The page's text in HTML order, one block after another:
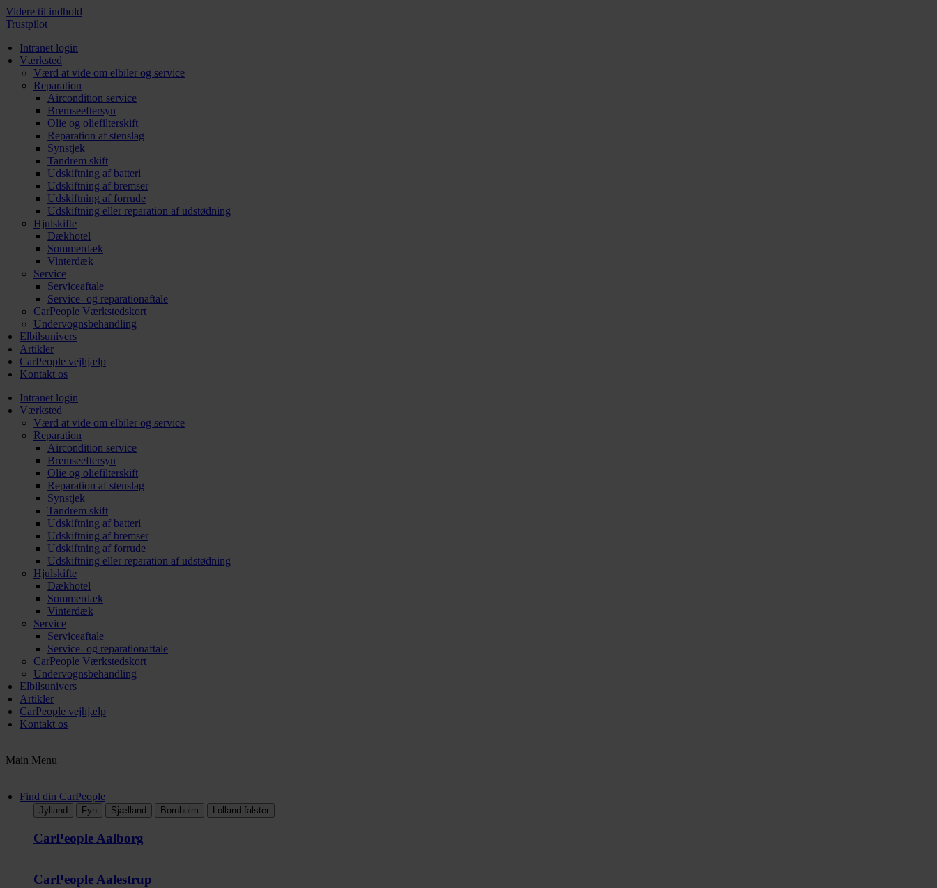
Videre til indhold
Trustpilot
Intranet login
Værksted
Værd at vide om elbiler og service
Reparation
Aircondition service
Bremseeftersyn
Olie og oliefilterskift
Reparation af stenslag
Synstjek
Tandrem skift
Udskiftning af batteri
Udskiftning af bremser
Udskiftning af forrude
Udskiftning eller reparation af udstødning
Hjulskifte
Dækhotel
Sommerdæk
Vinterdæk
Service
Serviceaftale
Service- og reparationaftale
CarPeople Værkstedskort
Undervognsbehandling
Elbilsunivers
Artikler
CarPeople vejhjælp
Kontakt os
Intranet login
Værksted
Værd at vide om elbiler og service
Reparation
Aircondition service
Bremseeftersyn
Olie og oliefilterskift
Reparation af stenslag
Synstjek
Tandrem skift
Udskiftning af batteri
Udskiftning af bremser
Udskiftning af forrude
Udskiftning eller reparation af udstødning
Hjulskifte
Dækhotel
Sommerdæk
Vinterdæk
Service
Serviceaftale
Service- og reparationaftale
CarPeople Værkstedskort
Undervognsbehandling
Elbilsunivers
Artikler
CarPeople vejhjælp
Kontakt os
Main Menu
Find din CarPeople
Jylland Fyn Sjælland Bornholm Lolland-falster
CarPeople Aalborg
CarPeople Aalestrup